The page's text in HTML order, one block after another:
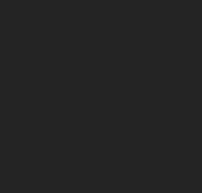
мебель